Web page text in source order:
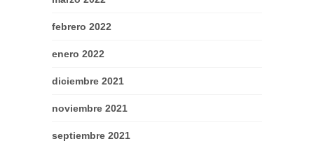
febrero 2022
enero 2022
diciembre 2021
noviembre 2021
septiembre 2021